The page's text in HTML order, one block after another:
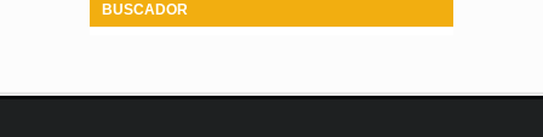
BUSCADOR